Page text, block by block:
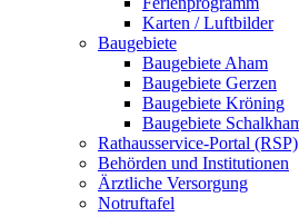
Karten / Luftbilder
Baugebiete
Baugebiete Aham
Baugebiete Gerzen
Baugebiete Kröning
Baugebiete
Rathausservice-Portal (RSP)
Behörden und Institutionen
Ärztliche Versorgung
Notruftafel